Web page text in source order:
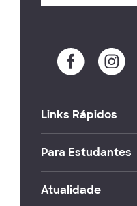
Links Rápidos
Para Estudantes
Atualidade